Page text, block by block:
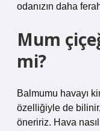
odanızın daha
Mum
mi?
Balmumu havayı
özelliğiyle de
öneririz. Hava